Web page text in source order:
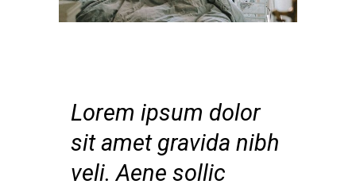
Lorem ipsum dolor
sit amet gravida nibh
veli. Aene sollic